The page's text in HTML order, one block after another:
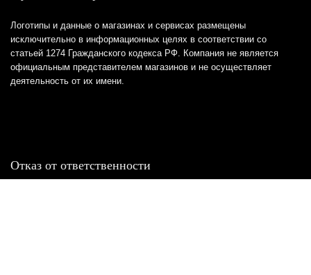
Логотипы и данные о магазинах и сервисах размещены
исключительно в информационных целях в соответствии со
статьей 1274 Гражданского кодекса РФ. Компания не является
официальным представителем магазинов и не осуществляет
деятельность от их имени.
Отказ от ответственности